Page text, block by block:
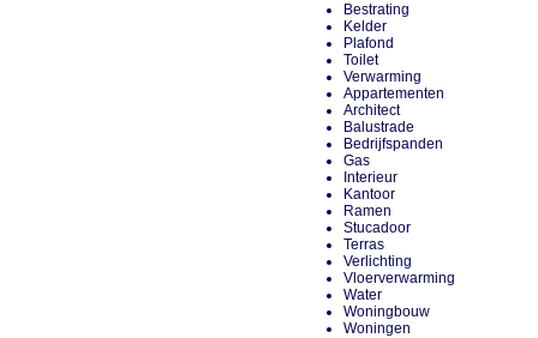
Bestrating
Kelder
Plafond
Toilet
Verwarming
Appartementen
Architect
Balustrade
Bedrijfspanden
Gas
Interieur
Kantoor
Ramen
Stucadoor
Terras
Verlichting
Vloerverwarming
Water
Woningbouw
Woningen